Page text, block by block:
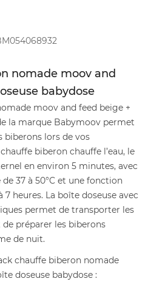
nomade moov and
babydose
moov and feed beige +
la marque Babymoov permet
biberons lors de vos
biberon chauffe l’eau, le
en environ 5 minutes, avec
37 à 50°C et une fonction
7 heures. La boîte doseuse avec
permet de transporter les
préparer les biberons
de nuit.
chauffe biberon nomade
doseuse babydose :